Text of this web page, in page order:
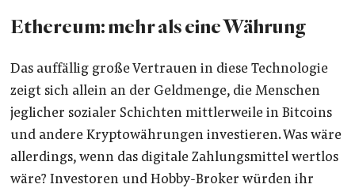
Ethereum: mehr als eine Währung
Das auffällig große Vertrauen in diese Technologie
zeigt sich allein an der Geldmenge, die Menschen
jeglicher sozialer Schichten mittlerweile in Bitcoins
und andere Kryptowährungen investieren. Was wäre
allerdings, wenn das digitale Zahlungsmittel wertlos
wäre? Investoren und Hobby-Broker würden ihr